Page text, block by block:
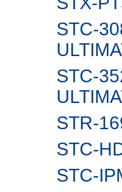
STC-
STC-
STR-
STC-
STC-